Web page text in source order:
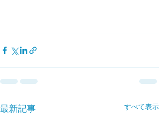
最新記事 すべて表示